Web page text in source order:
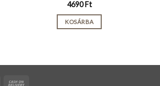
4690Ft
KOSÁRBA
MasterCard